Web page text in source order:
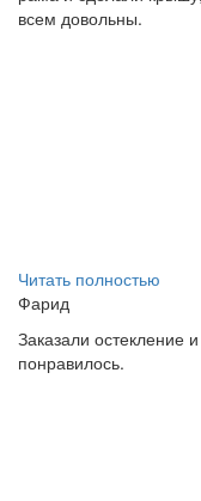
всем довольны.
Читать полностью
Фарид
Заказали остекление
понравилось.